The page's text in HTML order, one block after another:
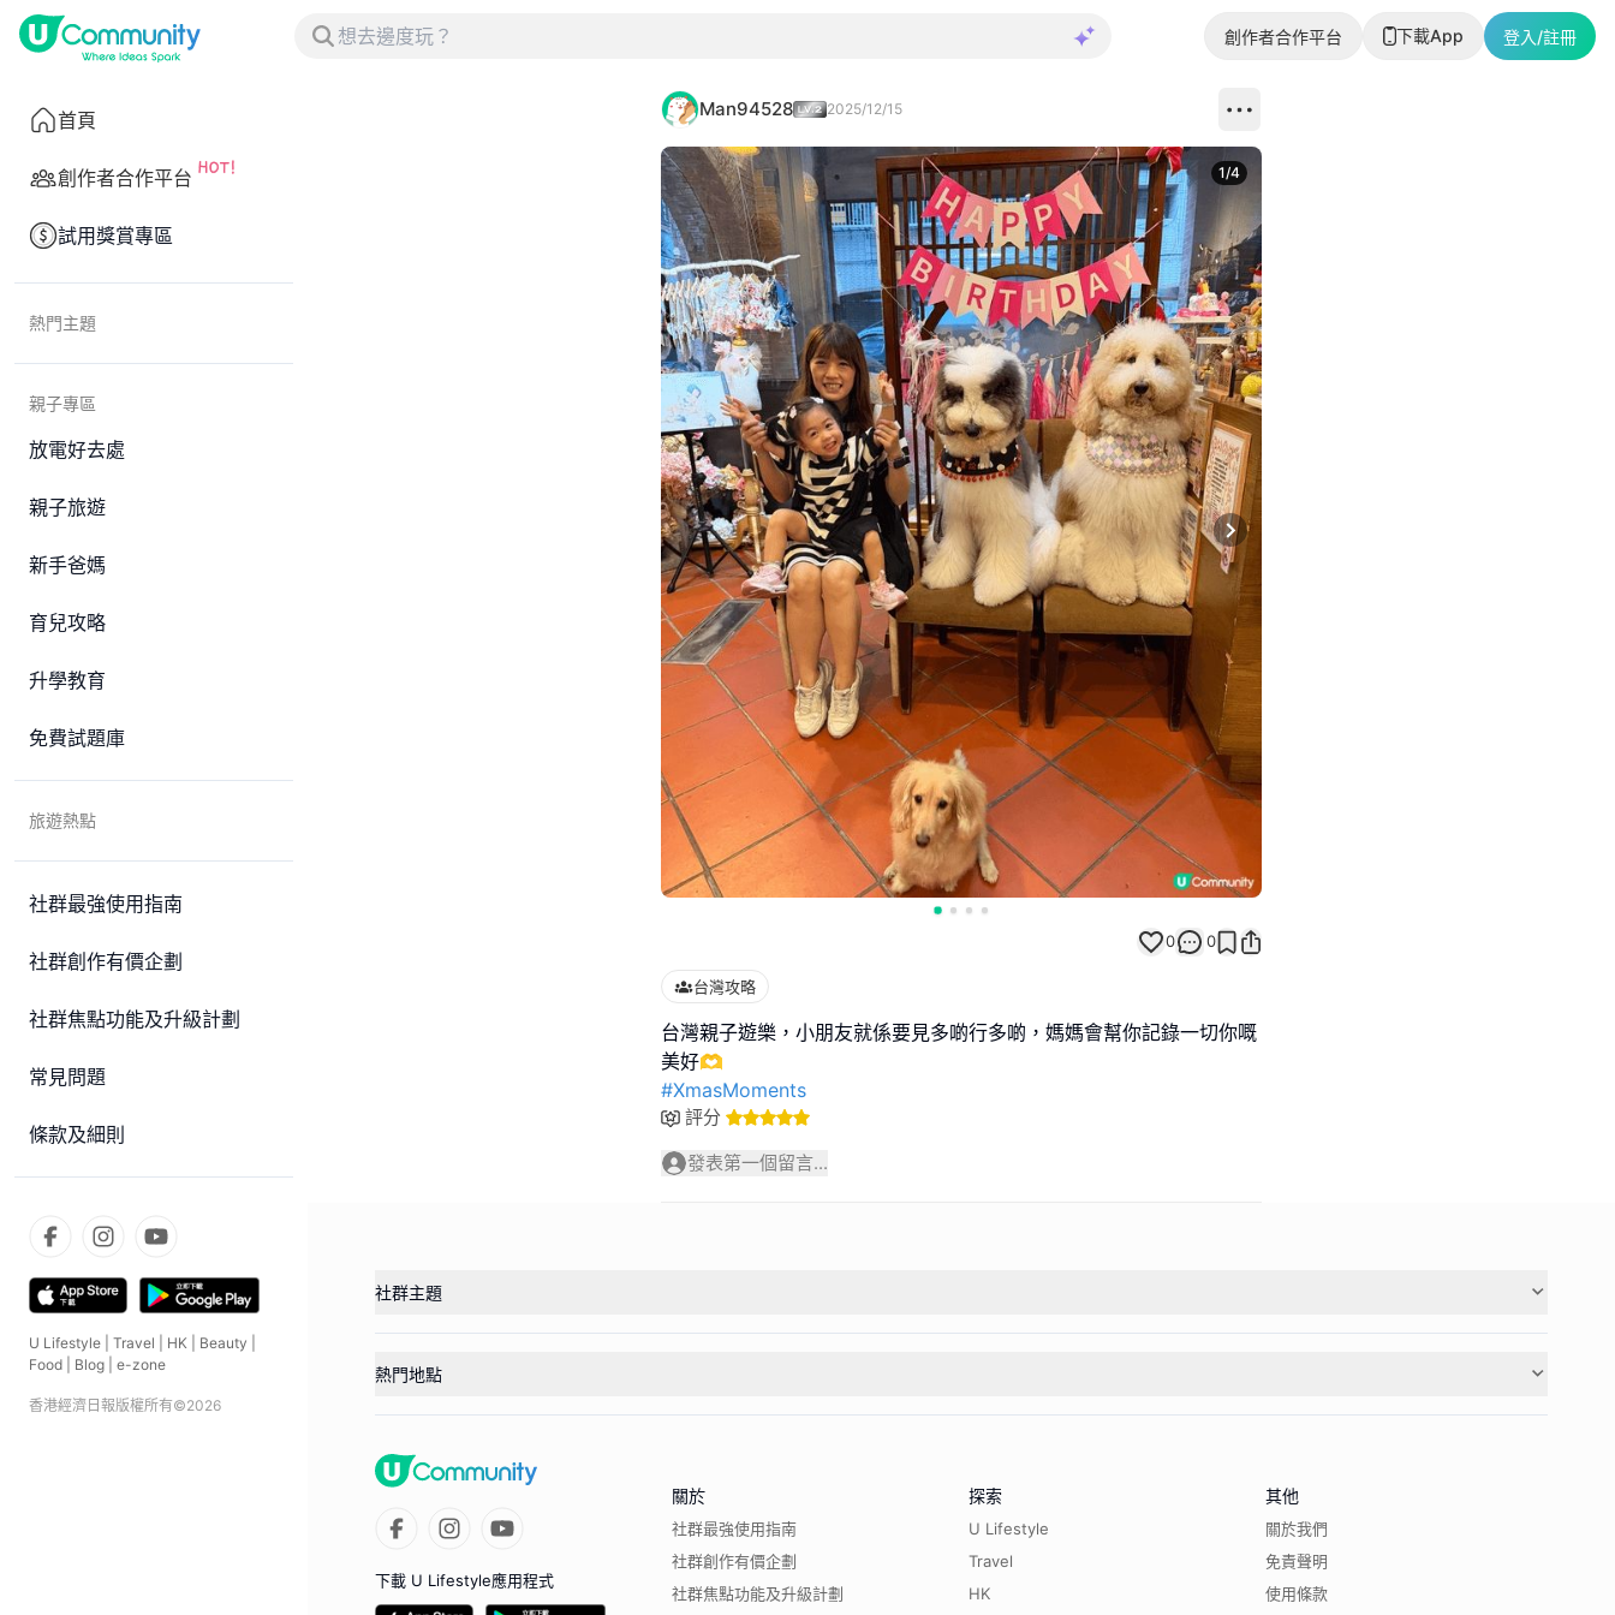
創作者合作平台 下載App 登入/註冊
首頁
創作者合作平台
試用獎賞專區
熱門主題
親子專區
放電好去處
親子旅遊
新手爸媽
育兒攻略
升學教育
免費試題庫
旅遊熱點
社群最強使用指南
社群創作有價企劃
社群焦點功能及升級計劃
常見問題
條款及細則
U Lifestyle Travel HK Beauty
Food
Blog e-zone
香港經濟日報版權所有©2026
Man94528 2025/12/15
Next slide
1/4
0 0
台灣攻略
台灣親子遊樂，小朋友就係要見多啲行多啲，媽媽會幫你記錄一切你嘅
#XmasMoments
評分
發表第一個留言...
社群主題
熱門地點
下載 U Lifestyle應用程式
關於
社群最強使用指南
社群創作有價企劃
社群焦點功能及升級計劃
探索
U Lifestyle
Travel
HK
其他
關於我們
免責聲明
使用條款